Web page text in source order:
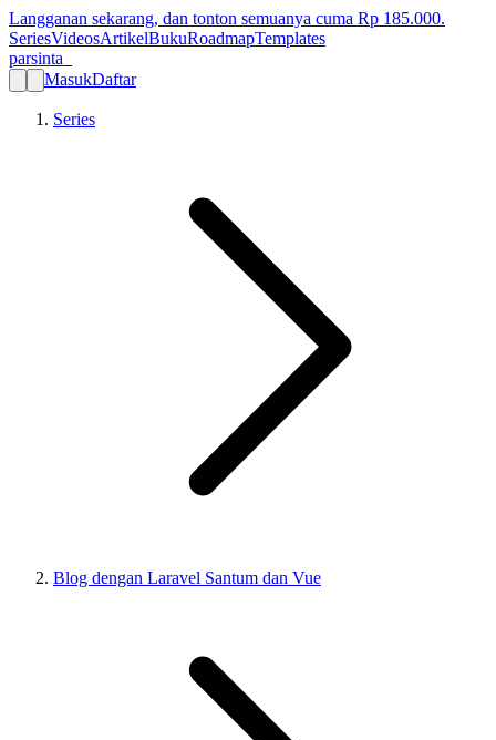
Langganan sekarang, dan tonton semuanya cuma Rp 185.000.
SeriesVideosArtikelBukuRoadmapTemplates
parsinta_
MasukDaftar
Series
Blog dengan Laravel Santum dan Vue